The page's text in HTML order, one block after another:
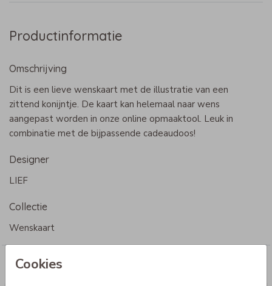
Cookies
Productinformatie
Omschrijving
Dit is een lieve wenskaart met de illustratie van een
zittend konijntje. De kaart kan helemaal naar wens
aangepast worden in onze online opmaaktool. Leuk in
combinatie met de bijpassende cadeaudoos!
Designer
LIEF
Collectie
Wenskaart
Meer voor jou